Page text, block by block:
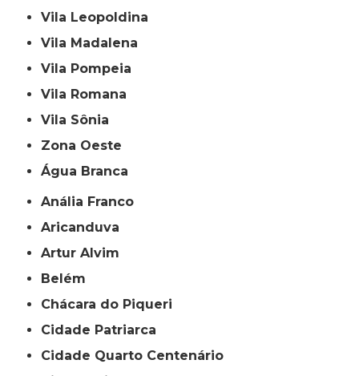
Vila Leopoldina
Vila Madalena
Vila Pompeia
Vila Romana
Vila Sônia
Zona Oeste
Água Branca
Anália Franco
Aricanduva
Artur Alvim
Belém
Chácara do Piqueri
Cidade Patriarca
Cidade Quarto Centenário